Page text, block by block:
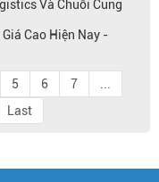
Và Chuỗi Cung
Cao Hiện Nay -
5 6 7
Last